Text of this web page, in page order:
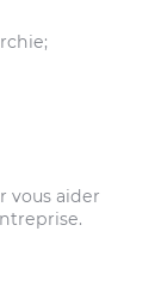
vous aider